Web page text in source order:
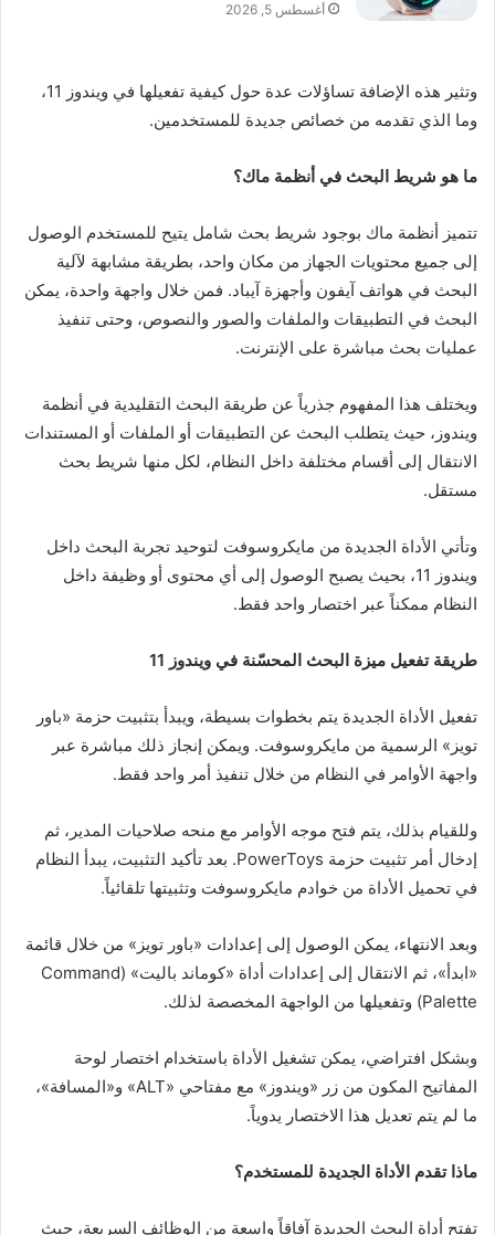
أغسطس 5, 2026
وتثير هذه الإضافة تساؤلات عدة حول كيفية تفعيلها في ويندوز 11،
وما الذي تقدمه من خصائص جديدة للمستخدمين.
ما هو شريط البحث في أنظمة ماك؟
تتميز أنظمة ماك بوجود شريط بحث شامل يتيح للمستخدم الوصول
إلى جميع محتويات الجهاز من مكان واحد، بطريقة مشابهة لآلية
البحث في هواتف آيفون وأجهزة آيباد. فمن خلال واجهة واحدة، يمكن
البحث في التطبيقات والملفات والصور والنصوص، وحتى تنفيذ
عمليات بحث مباشرة على الإنترنت.
ويختلف هذا المفهوم جذرياً عن طريقة البحث التقليدية في أنظمة
ويندوز، حيث يتطلب البحث عن التطبيقات أو الملفات أو المستندات
الانتقال إلى أقسام مختلفة داخل النظام، لكل منها شريط بحث
مستقل.
وتأتي الأداة الجديدة من مايكروسوفت لتوحيد تجربة البحث داخل
ويندوز 11، بحيث يصبح الوصول إلى أي محتوى أو وظيفة داخل
النظام ممكناً عبر اختصار واحد فقط.
طريقة تفعيل ميزة البحث المحسّنة في ويندوز 11
تفعيل الأداة الجديدة يتم بخطوات بسيطة، ويبدأ بتثبيت حزمة «باور
تويز» الرسمية من مايكروسوفت. ويمكن إنجاز ذلك مباشرة عبر
واجهة الأوامر في النظام من خلال تنفيذ أمر واحد فقط.
وللقيام بذلك، يتم فتح موجه الأوامر مع منحه صلاحيات المدير، ثم
إدخال أمر تثبيت حزمة PowerToys. بعد تأكيد التثبيت، يبدأ النظام
في تحميل الأداة من خوادم مايكروسوفت وتثبيتها تلقائياً.
وبعد الانتهاء، يمكن الوصول إلى إعدادات «باور تويز» من خلال قائمة
«ابدأ»، ثم الانتقال إلى إعدادات أداة «كوماند باليت» (Command
Palette) وتفعيلها من الواجهة المخصصة لذلك.
وبشكل افتراضي، يمكن تشغيل الأداة باستخدام اختصار لوحة
المفاتيح المكون من زر «ويندوز» مع مفتاحي «ALT» و«المسافة»،
ما لم يتم تعديل هذا الاختصار يدوياً.
ماذا تقدم الأداة الجديدة للمستخدم؟
تفتح أداة البحث الجديدة آفاقاً واسعة من الوظائف السريعة، حيث